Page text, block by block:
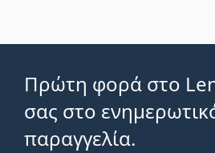
Πρώτη φορά στο
σας στο
παραγγελία.